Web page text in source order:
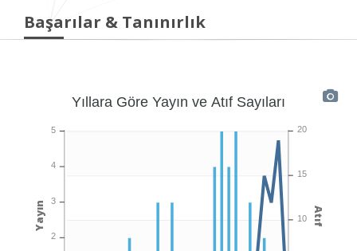
Başarılar & Tanınırlık
Yıllara Göre Yayın ve Atıf Sayıları
20
15
10 Atıf
5
4
3
2
Yayın